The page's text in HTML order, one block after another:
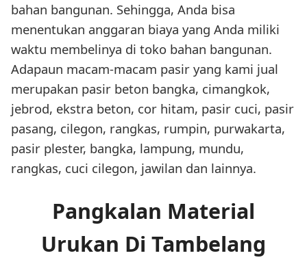
bahan bangunan. Sehingga, Anda bisa
menentukan anggaran biaya yang Anda miliki
waktu membelinya di toko bahan bangunan.
Adapaun macam-macam pasir yang kami jual
merupakan pasir beton bangka, cimangkok,
jebrod, ekstra beton, cor hitam, pasir cuci, pasir
pasang, cilegon, rangkas, rumpin, purwakarta,
pasir plester, bangka, lampung, mundu,
rangkas, cuci cilegon, jawilan dan lainnya.
Pangkalan Material
Urukan Di Tambelang